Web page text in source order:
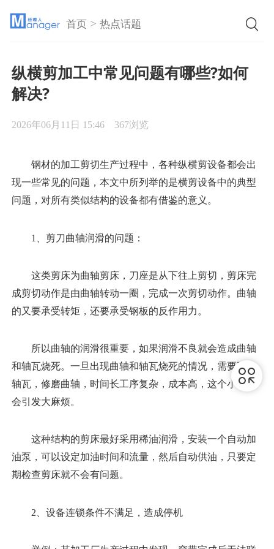
首页 >热点话题
纵横剪加工中常见问题有哪些?如何
解决?
2026年06月11日 15:46 367浏览
钢材的加工剪切生产过程中，各种纵横剪设备都会出
现一些常见的问题，本文中所列举的是横剪设备中的典型
问题，对所有类似结构的设备都有借鉴的意义。
1、剪刀曲轴润滑的问题：
这类剪床为曲轴剪床，刀座是从下往上剪切，剪床完
成剪切动作是由曲轴转动一圈，完成一次剪切动作。曲轴
的又要承受转矩，还要承受钢板的反作用力。
所以曲轴的润滑很重要，如果润滑不良就会造成曲轴
和轴瓦烧死。一旦出现曲轴和轴瓦烧死的情况，需要更换
轴瓦，修磨曲轴，时间长工序复杂，成本高，这个小问题
会引发大麻烦。
这种结构的剪床最好采用稀油润滑，安装一个自动加
油泵，可以设定加油时间和流量，然后自动供油，只要定
期检查剪床就不会有问题。
2、设备连锁条件不满足，造成停机